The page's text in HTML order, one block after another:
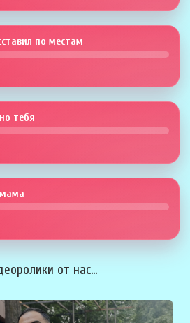
по местам
тебя
от нас...